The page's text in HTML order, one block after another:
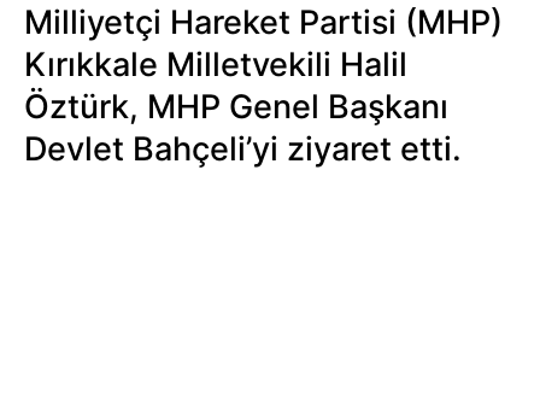
Milliyetçi Hareket Partisi (MHP)
Kırıkkale Milletvekili Halil
Öztürk, MHP Genel Başkanı
Devlet Bahçeli’yi ziyaret etti.